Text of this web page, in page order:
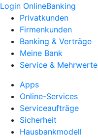
Login OnlineBanking
Privatkunden
Firmenkunden
Banking & Verträge
Meine Bank
Service & Mehrwerte
Apps
Online-Services
Serviceaufträge
Sicherheit
Hausbankmodell